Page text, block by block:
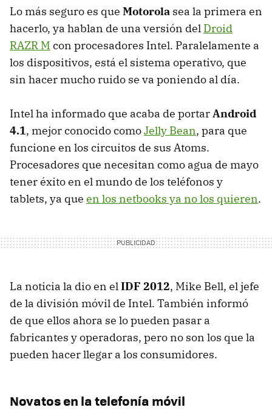
Lo más seguro es que Motorola sea la primera en
hacerlo, ya hablan de una versión del Droid
RAZR M con procesadores Intel. Paralelamente a
los dispositivos, está el sistema operativo, que
sin hacer mucho ruido se va poniendo al día.
Intel ha informado que acaba de portarAndroid
4.1, mejor conocido comoJelly Bean, para que
funcione en los circuitos de sus Atoms.
Procesadores que necesitan como agua de mayo
tener éxito en el mundo de los teléfonos y
tablets, ya que en los netbooks ya no los quieren.
La noticia la dio en elIDF 2012, Mike Bell, el jefe
de la división móvil de Intel. También informó
de que ellos ahora se lo pueden pasar a
fabricantes y operadoras, pero no son los que la
pueden hacer llegar a los consumidores.
Novatos en la telefonía móvil